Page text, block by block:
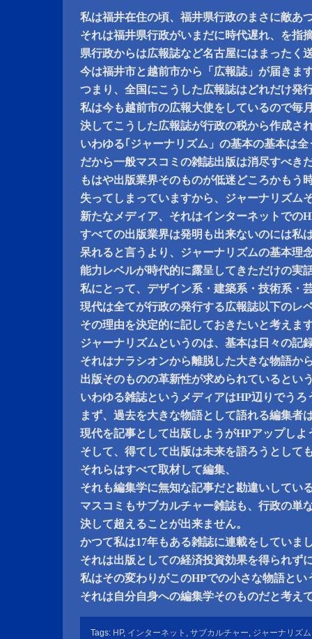
私は福井在住の頃、福井県行政のまさに敵あ
それは福井県行政がいまだに時代遅れ、を指
県行政からは広報誌など名古屋にはまったく
今は福井市と越前市から「広報誌」が届きま
つまり、全国にこうした広報誌はどれだけ発
私は今も越前市の広報大使をしているので毎
決してこうした広報誌が行政の税から作成さ
いわゆる｢ジャーナリズム」の基本の基本は
だから一般マスコミの雑誌出版は消尽すべき
もはや出版業界そのものが低迷どころかもう
失ってしまっていますから、ジャーナリズム
新たなメディア、それはインターネットでの
すべての出版業界は発明も出来ないのには私
呆れると言うより、ジャーナリズムの基本理
能力レベルが時代的に露呈してきただけの実
私にとって、デザイン系・建築系・技術系・
現代は全てが行政の発行する広報誌以下のレ
その理由を決定的に記しておきたいと考えま
ジャーナリズムというのは、基本は日々の記
それはナラシオンから離脱した大きな物語か
出版そのものの革新性が求められているとい
いわゆる雑誌というメディアはHP辺りでう
まず、過去を大きな物語として語れる編集者
現代を記事として出版しようがHPアップし
そして、得てして出版は未来を語ろうとして
それらはすべて取材して編集、
それも編集学に無知な記事だと勘違いしてい
マスコミもサブカルチャー雑誌も、行政の単
決して超えることが出来ません。
かつて私は17年もある雑誌に連載をしていま
それは出版としての経済投資効果を得られず
私はその変わりがこのHPでの小さな物語とい
それは自分自身への編集学そのものだと考え
Tags: HP, インターネット , サブカルチャー, ジャーナリズム